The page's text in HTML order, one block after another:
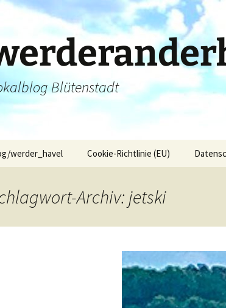
Blütenstadt
werder_havel Cookie-Richtlinie (EU)
Archiv: jetski